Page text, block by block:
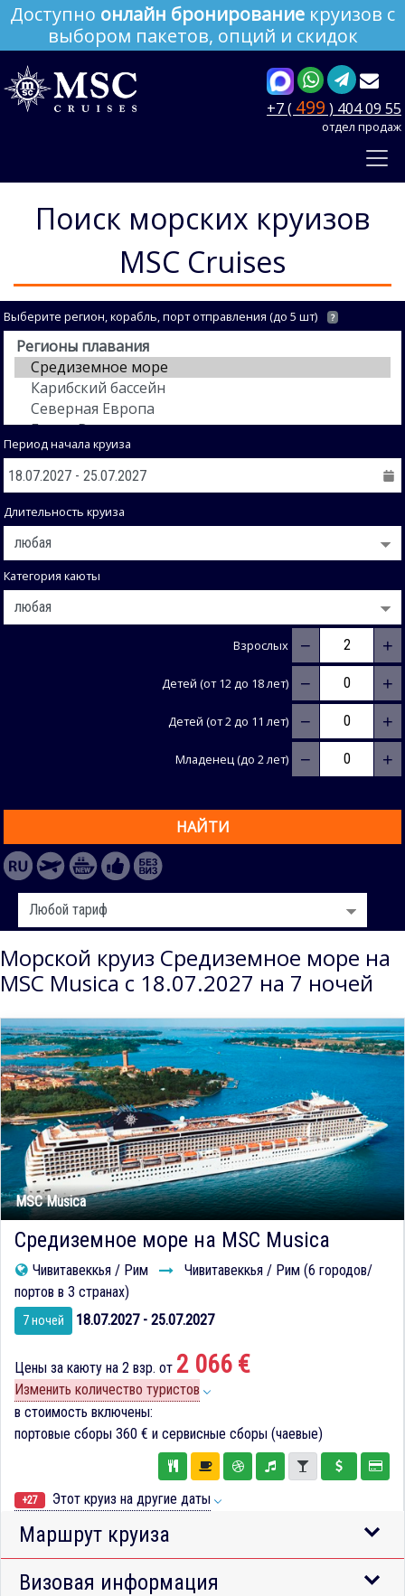
Доступно онлайн бронирование круизов с
выбором пакетов, опций и скидок
+7 ( 499 ) 404 09 55
отдел продаж
Поиск морских круизов
MSC Cruises
Выберите регион, корабль, порт отправления (до 5 шт) ?
Период начала круиза
Длительность круиза
Категория каюты
Взрослых − +
Детей (от 12 до 18 лет) − +
Детей (от 2 до 11 лет) − +
Младенец (до 2 лет) − +
НАЙТИ
Морской круиз Средиземное море на
MSC Musica с 18.07.2027 на 7 ночей
MSC Musica
Средиземное море на MSC Musica
Чивитавеккья / Рим
Чивитавеккья / Рим (6 городов/
портов в 3 странах)
7 ночей 18.07.2027 - 25.07.2027
Цены за каюту на 2 взр. от 2 066 €
Изменить количество туристов
в стоимость включены:
портовые сборы 360 € и сервисные сборы (чаевые)
+27 Этот круиз на другие даты
Маршрут круиза
Визовая информация